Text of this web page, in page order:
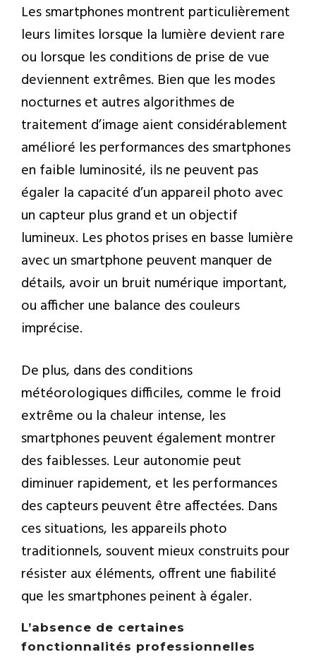
Les smartphones montrent particulièrement
leurs limites lorsque la lumière devient rare
ou lorsque les conditions de prise de vue
deviennent extrêmes. Bien que les modes
nocturnes et autres algorithmes de
traitement d’image aient considérablement
amélioré les performances des smartphones
en faible luminosité, ils ne peuvent pas
égaler la capacité d’un appareil photo avec
un capteur plus grand et un objectif
lumineux. Les photos prises en basse lumière
avec un smartphone peuvent manquer de
détails, avoir un bruit numérique important,
ou afficher une balance des couleurs
imprécise.
De plus, dans des conditions
météorologiques difficiles, comme le froid
extrême ou la chaleur intense, les
smartphones peuvent également montrer
des faiblesses. Leur autonomie peut
diminuer rapidement, et les performances
des capteurs peuvent être affectées. Dans
ces situations, les appareils photo
traditionnels, souvent mieux construits pour
résister aux éléments, offrent une fiabilité
que les smartphones peinent à égaler.
L’absence de certaines
fonctionnalités professionnelles